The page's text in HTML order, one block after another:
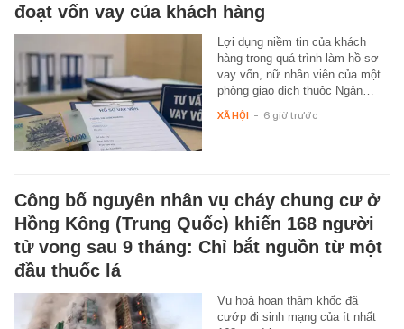
đoạt vốn vay của khách hàng
Lợi dụng niềm tin của khách
hàng trong quá trình làm hồ sơ
vay vốn, nữ nhân viên của một
phòng giao dịch thuộc Ngân…
XÃ HỘI - 6 giờ trước
Công bố nguyên nhân vụ cháy chung cư ở
Hồng Kông (Trung Quốc) khiến 168 người
tử vong sau 9 tháng: Chỉ bắt nguồn từ một
đầu thuốc lá
Vụ hoả hoạn thảm khốc đã
cướp đi sinh mạng của ít nhất